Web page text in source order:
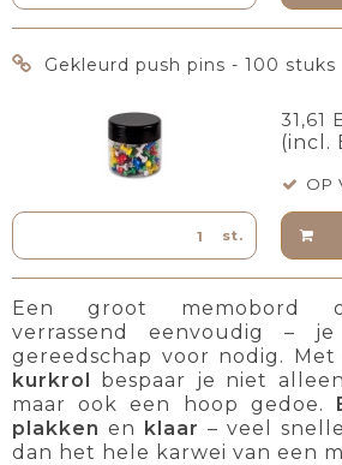
Gekleurd push pins - 100 stuks
31,61
(incl.
OP
st.
Een groot memobord
verrassend eenvoudig –
gereedschap voor nodig. Met
kurkrol bespaar je niet
maar ook een hoop gedoe.
plakken en klaar – veel
dan het hele karwei van een